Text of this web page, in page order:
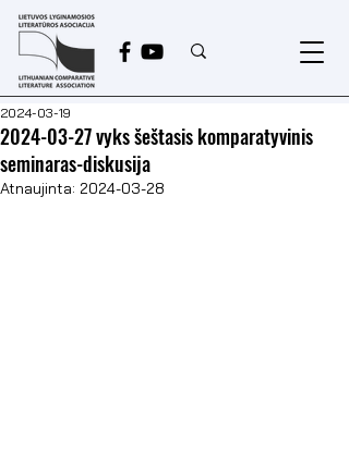
2024-03-27 vyks šeštasis komparatyvinis
seminaras-diskusija
2024-03-19
Atnaujinta: 2024-03-28